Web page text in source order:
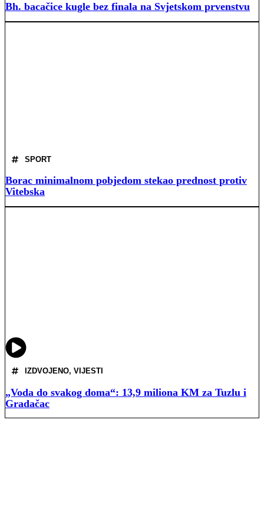
Bh. bacačice kugle bez finala na Svjetskom prvenstvu
SPORT
Borac minimalnom pobjedom stekao prednost protiv
Vitebska
IZDVOJENO, VIJESTI
„Voda do svakog doma“: 13,9 miliona KM za Tuzlu i
Gradačac